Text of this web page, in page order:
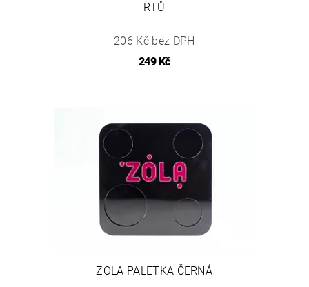
RTŮ
206 Kč bez DPH
249 Kč
ZOLA PALETKA ČERNÁ